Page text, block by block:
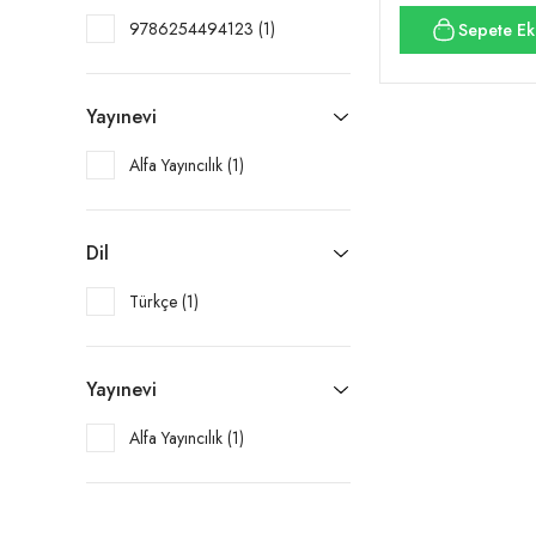
9786254494123 (1)
Yayınevi
Alfa Yayıncılık (1)
Dil
Türkçe (1)
Yayınevi
Alfa Yayıncılık (1)
Sepete